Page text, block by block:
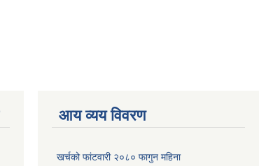
आय व्यय विवरण
खर्चको फांटवारी २०८० फागुन महिना